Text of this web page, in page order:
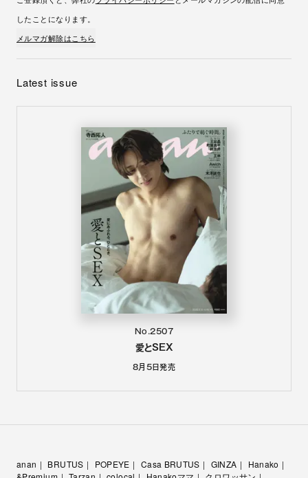
したことになります。
メルマガ解除はこちら
Latest issue
No.2507
愛とSEX
8月5日発売
anan BRUTUS POPEYE Casa BRUTUS GINZA
Hanako